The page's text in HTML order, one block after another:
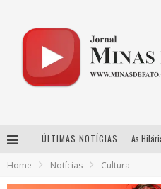
ÚLTIMAS NOTÍCIAS
Home Notícias Cultura